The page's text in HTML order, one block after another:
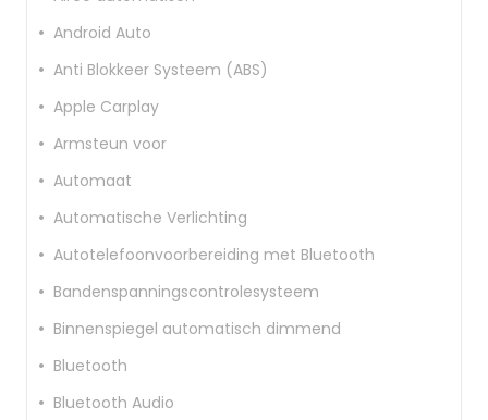
Android Auto
Anti Blokkeer Systeem (ABS)
Apple Carplay
Armsteun voor
Automaat
Automatische Verlichting
Autotelefoonvoorbereiding met Bluetooth
Bandenspanningscontrolesysteem
Binnenspiegel automatisch dimmend
Bluetooth
Bluetooth Audio